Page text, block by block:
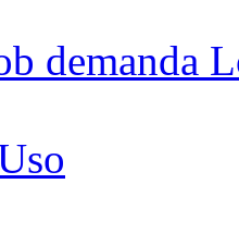
demanda